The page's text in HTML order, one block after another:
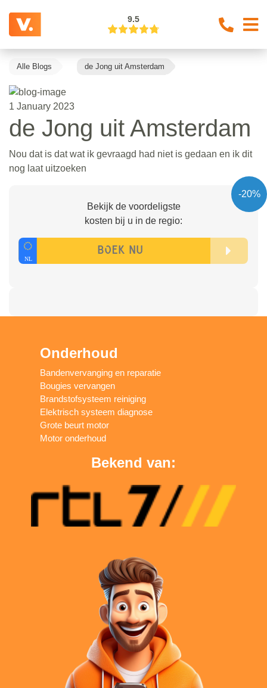
9.5
Alle Blogs de Jong uit Amsterdam
1 January 2023
de Jong uit Amsterdam
Nou dat is dat wat ik gevraagd had niet is gedaan en ik dit
nog laat uitzoeken
-20%
Bekijk de voordeligste
kosten bij u in de regio:
Onderhoud
Bandenvervanging en reparatie
Bougies vervangen
Brandstofsysteem reiniging
Elektrisch systeem diagnose
Grote beurt motor
Motor onderhoud
Bekend van: